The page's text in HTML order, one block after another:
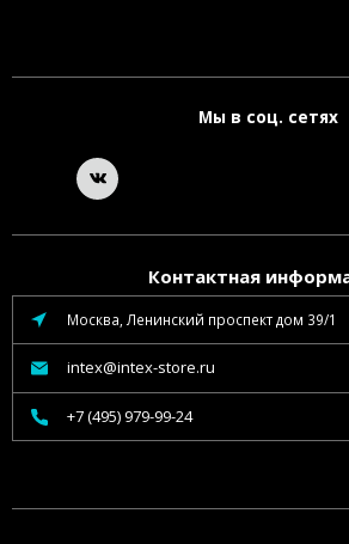
Мы в соц. сетях
Контактная
Москва, Ленинский проспект дом 39/1
intex@intex-store.ru
+7 (495) 979-99-24